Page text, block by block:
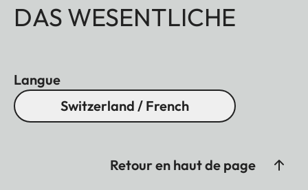
DAS WESENTLICHE
Langue
Switzerland / French
Retour en haut de page